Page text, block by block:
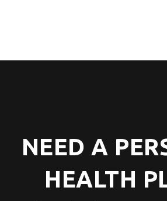
NEED A
HEALTH